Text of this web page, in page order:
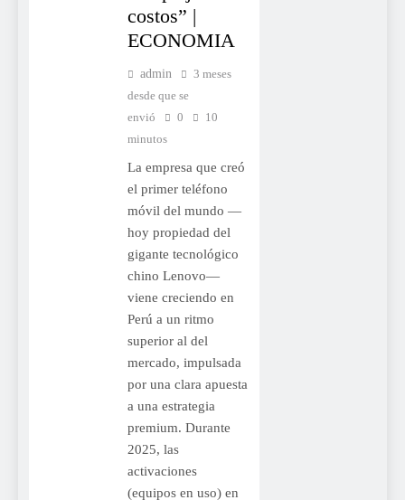
costos” |
ECONOMIA
admin
3 meses
desde que se
envió
0
10
minutos
La empresa que creó
el primer teléfono
móvil del mundo —
hoy propiedad del
gigante tecnológico
chino Lenovo—
viene creciendo en
Perú a un ritmo
superior al del
mercado, impulsada
por una clara apuesta
a una estrategia
premium. Durante
2025, las
activaciones
(equipos en uso) en